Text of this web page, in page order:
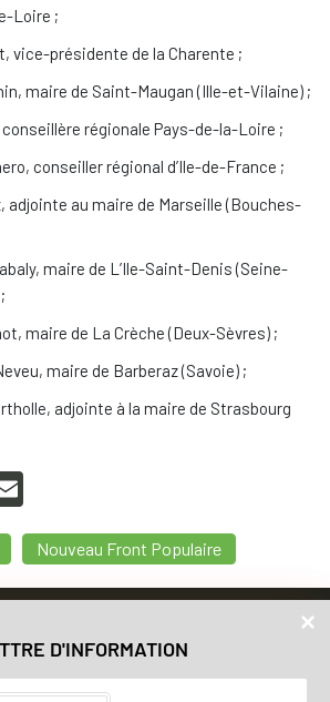
Loire ;
vice-présidente de la Charente ;
maire de Saint-Maugan (Ille-et-Vilaine) ;
conseillère régionale Pays-de-la-Loire ;
conseiller régional d’Ile-de-France ;
adjointe au maire de Marseille (Bouches-
maire de L’Ile-Saint-Denis (Seine-
maire de La Crèche (Deux-Sèvres) ;
maire de Barberaz (Savoie) ;
adjointe à la maire de Strasbourg
D'INFORMATION
m
ail
Nouveau Front Populaire
Accueil
Nos valeurs